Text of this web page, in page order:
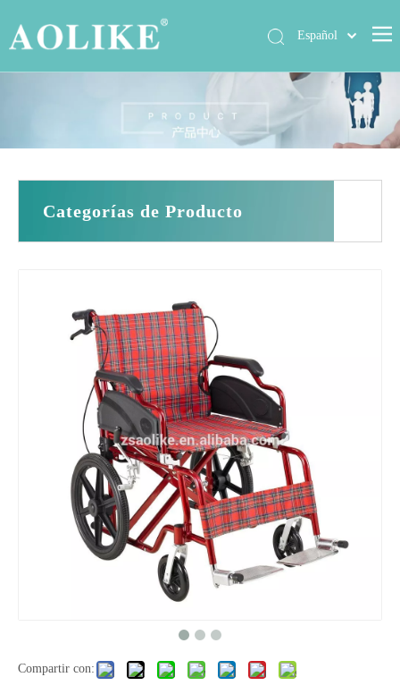
Exposición
Preguntas más frecuentes
Español
简体中文
English
Categorías de Producto
Compartir con: